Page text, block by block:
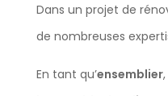
Dans un projet de
de nombreuses
En tant qu’ensemblier